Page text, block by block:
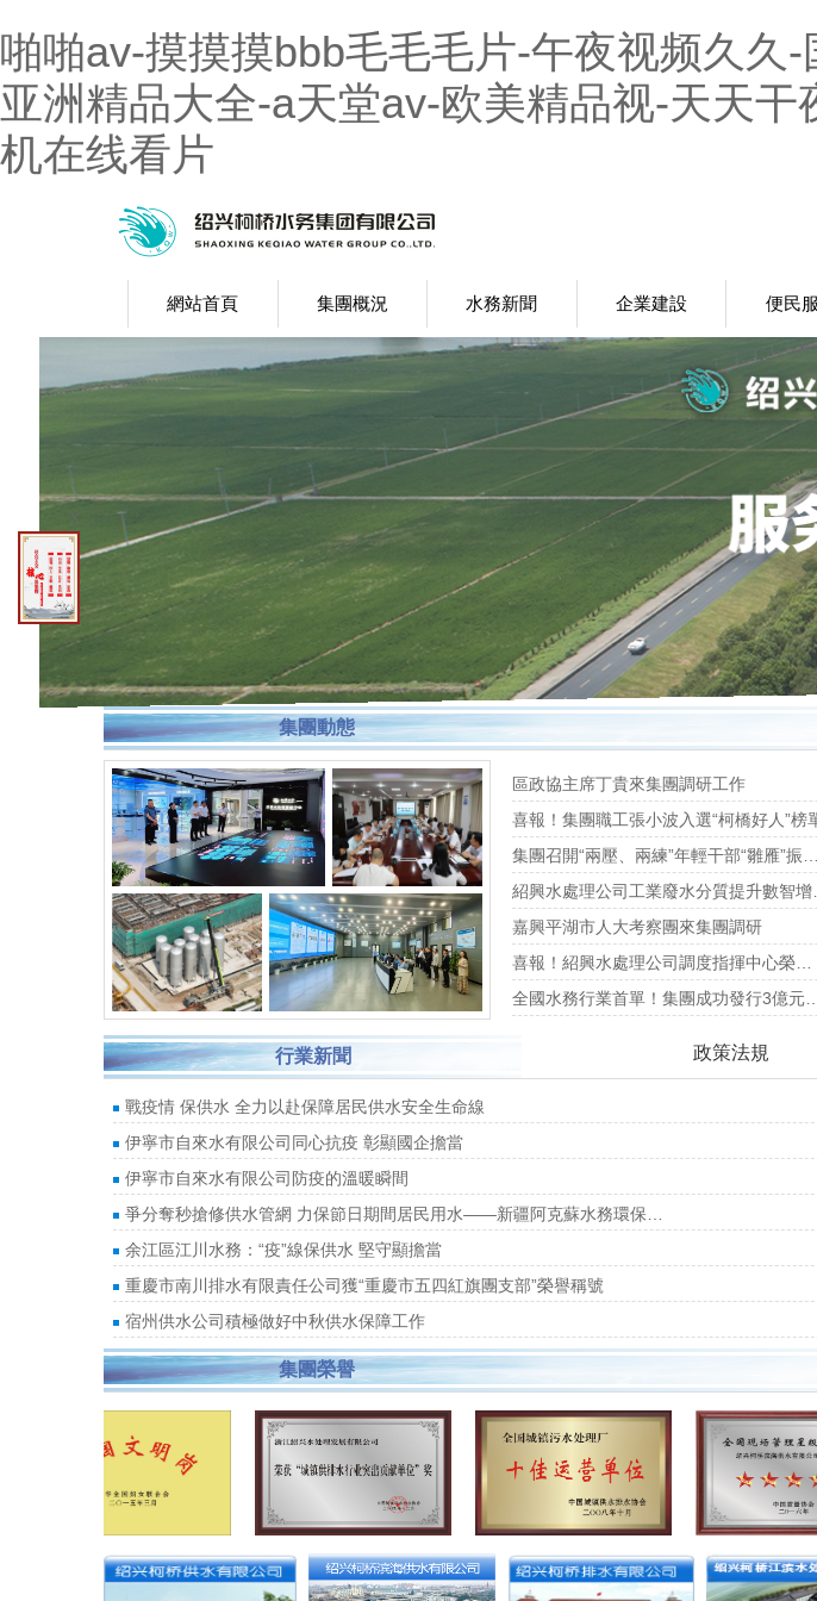
啪啪av-摸摸摸bbb毛毛毛片-午夜视频久久
亚洲精品大全-a天堂av-欧美精品视-天天
机在线看片
網站首頁 集團概況 水務新聞 企業建設 便民
X
集團動態
區政協主席丁貴來集團調研工作
喜報！集團職工張小波入選“柯橋好人”榜
集團召開“兩壓、兩練”年輕干部“雛雁”振翅
懇談會
紹興水處理公司工業廢水分質提升數智增
項目核心設備開始安裝
嘉興平湖市人大考察團來集團調研
喜報！紹興水處理公司調度指揮中心榮
獲“浙江省工人先鋒號”稱號
全國水務行業首單！集團成功發行3億元資
行業新聞 政策法規
戰疫情 保供水 全力以赴保障居民供水安全生命線
伊寧市自來水有限公司同心抗疫 彰顯國企擔當
伊寧市自來水有限公司防疫的溫暖瞬間
爭分奪秒搶修供水管網 力保節日期間居民用水——新疆阿克蘇水務環保集
團股份有限公司
余江區江川水務：“疫”線保供水 堅守顯擔當
重慶市南川排水有限責任公司獲“重慶市五四紅旗團支部”榮譽稱號
宿州供水公司積極做好中秋供水保障工作
集團榮譽